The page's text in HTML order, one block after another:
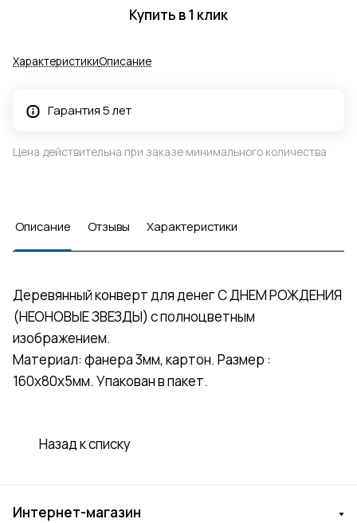
Купить в 1 клик
ХарактеристикиОписание
Гарантия 5 лет
Цена действительна при заказе минимального количества
Описание Отзывы Характеристики
Деревянный конверт для денег С ДНЕМ РОЖДЕНИЯ
(НЕОНОВЫЕ ЗВЕЗДЫ) с полноцветным
изображением.
Материал: фанера 3мм, картон. Размер :
160х80х5мм. Упакован в пакет.
Назад к списку
Интернет-магазин